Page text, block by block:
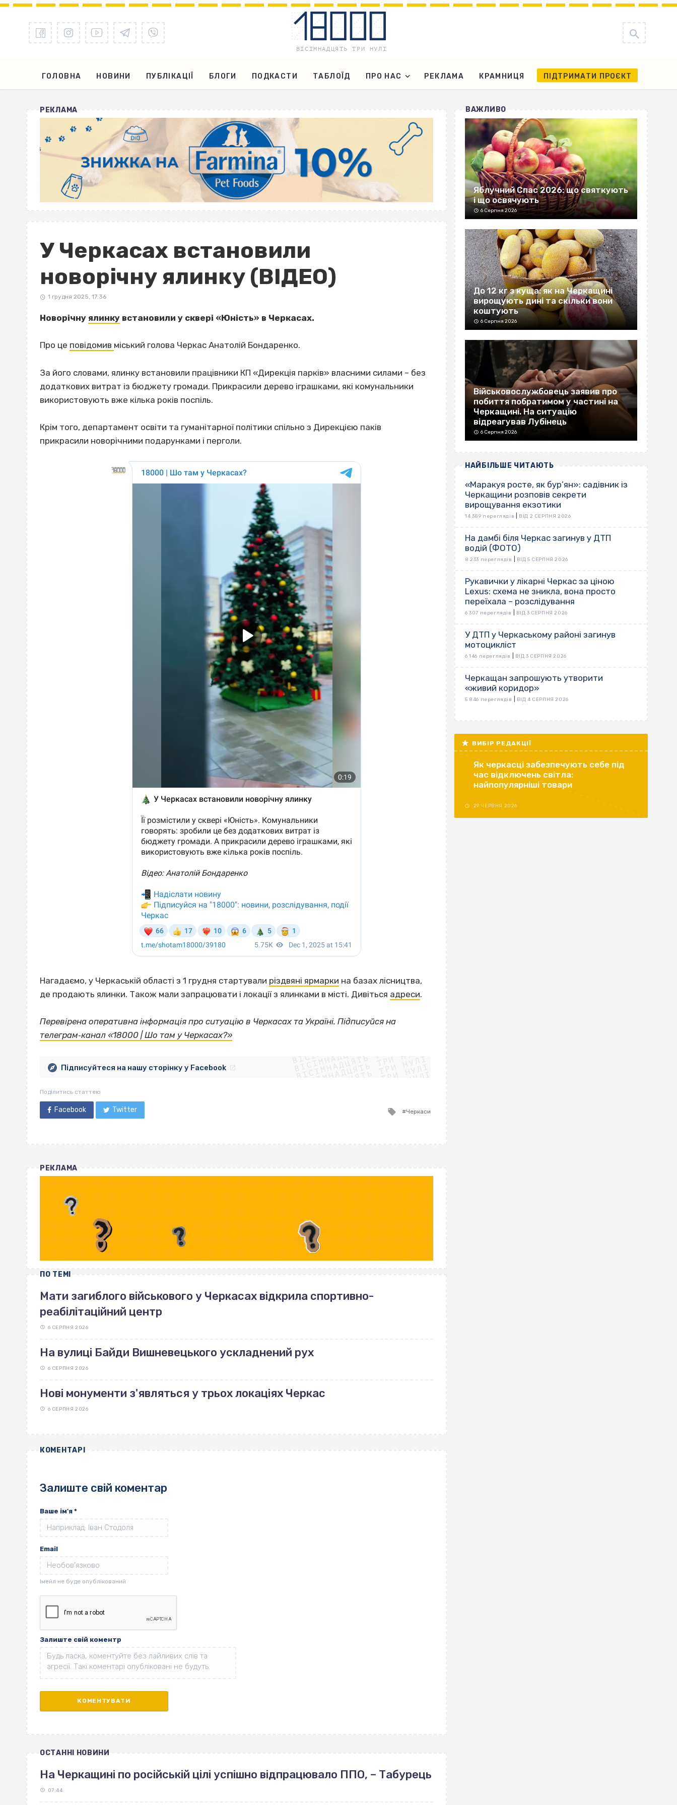
ГОЛОВНА НОВИНИ ПУБЛІКАЦІЇ БЛОГИ ПОДКАСТИ ТАБЛОЇД ПРО НАС РЕКЛАМА КРАМНИЦЯ ПІДТРИМАТИ ПРОЄКТ
РЕКЛАМА
У Черкасах встановили
новорічну ялинку (ВІДЕО)
1 грудня 2025, 17:36
Новорічну ялинку встановили у сквері «Юність» в Черкасах.
Про це повідомив міський голова Черкас Анатолій Бондаренко.
За його словами, ялинку встановили працівники КП «Дирекція парків» власними силами – без
додаткових витрат із бюджету громади. Прикрасили дерево іграшками, які комунальники
використовують вже кілька років поспіль.
Крім того, департамент освіти та гуманітарної політики спільно з Дирекцією паків
прикрасили новорічними подарунками і перголи.
Нагадаємо, у Черкаській області з 1 грудня стартували різдвяні ярмарки на базах лісництва,
де продають ялинки. Також мали запрацювати і локації з ялинками в місті. Дивіться адреси.
Перевірена оперативна інформація про ситуацію в Черкасах та Україні. Підписуйся на
телеграм‐канал «18000 | Шо там у Черкасах?»
ВІСІМНАДЦЯТЬ ТРИ НУЛІ
ВІСІМНАДЦЯТЬ ТРИ НУЛІ
ВІСІМНАДЦЯТЬ ТРИ НУЛІ
ВІСІМНАДЦЯТЬ ТРИ НУЛІ
ВІСІМНАДЦЯТЬ ТРИ НУЛІ
ВІСІМНАДЦЯТЬ ТРИ НУЛІ
ВІСІМНАДЦЯТЬ ТРИ НУЛІ
ВІСІМНАДЦЯТЬ ТРИ НУЛІ
Підписуйтеся на нашу сторінку у Facebook
Поділитись статтею
Facebook Twitter
Tagged
Черкаси
РЕКЛАМА
ПО ТЕМІ
Мати загиблого військового у Черкасах відкрила спортивно-
реабілітаційний центр
6 СЕРПНЯ 2026
На вулиці Байди Вишневецького ускладнений рух
6 СЕРПНЯ 2026
Нові монументи з'являться у трьох локаціях Черкас
6 СЕРПНЯ 2026
КОМЕНТАРІ
Залиште свій коментар
Ваше ім'я *
Email
Залиште свій коментр
ОСТАННІ НОВИНИ
На Черкащині по російській цілі успішно відпрацювало ППО, – Табурець
07:44
ВАЖЛИВО
Яблучний Спас 2026: що святкують
і що освячують
6 Серпня 2026
До 12 кг з куща: як на Черкащині
вирощують дині та скільки вони
коштують
6 Серпня 2026
Військовослужбовець заявив про
побиття побратимом у частині на
Черкащині. На ситуацію
відреагував Лубінець
6 Серпня 2026
НАЙБІЛЬШЕ ЧИТАЮТЬ
«Маракуя росте, як бур’ян»: садівник із
Черкащини розповів секрети
вирощування екзотики
14 389 переглядів ВІД 2 СЕРПНЯ 2026
На дамбі біля Черкас загинув у ДТП
водій (ФОТО)
8 233 переглядів ВІД 5 СЕРПНЯ 2026
Рукавички у лікарні Черкас за ціною
Lexus: схема не зникла, вона просто
переїхала – розслідування
6 307 переглядів ВІД 3 СЕРПНЯ 2026
У ДТП у Черкаському районі загинув
мотоцикліст
6 146 переглядів ВІД 3 СЕРПНЯ 2026
Черкащан запрошують утворити
«живий коридор»
5 846 переглядів ВІД 4 СЕРПНЯ 2026
ВИБІР РЕДАКЦІЇ
Як черкасці забезпечують себе під
час відключень світла:
найпопулярніші товари
29 ЧЕРВНЯ 2026